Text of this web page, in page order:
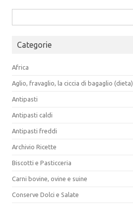
per:
Categorie
Africa
Aglio, fravaglio, la ciccia di bagaglio (dieta)
Antipasti
Antipasti caldi
Antipasti freddi
Archivio Ricette
Biscotti e Pasticceria
Carni bovine, ovine e suine
Conserve Dolci e Salate